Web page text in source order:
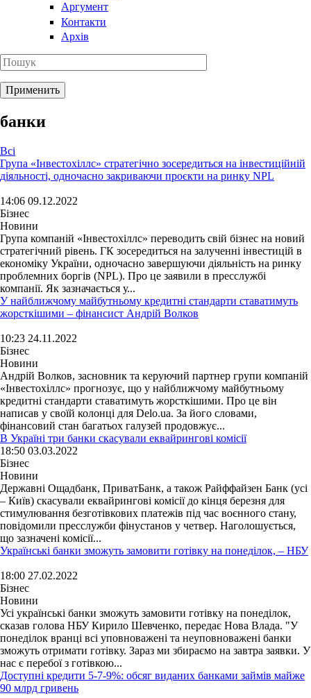
Аргумент
Контакти
Архів
банки
Всі
Група «Інвестохіллс» стратегічно зосередиться на інвестиційній
діяльності, одночасно закриваючи проєкти на ринку NPL
14:06 09.12.2022
Бізнес
Новини
Група компаній «Інвестохіллс» переводить свій бізнес на новий
стратегічний рівень. ГК зосередиться на залученні інвестицій в
економіку України, одночасно завершуючи діяльність на ринку
проблемних боргів (NPL). Про це заявили в пресслужбі
компанії. Як зазначається у...
У найближчому майбутньому кредитні стандарти ставатимуть
жорсткішими – фінансист Андрій Волков
10:23 24.11.2022
Бізнес
Новини
Андрій Волков, засновник та керуючий партнер групи компаній
«Інвестохіллс» прогнозує, що у найближчому майбутньому
кредитні стандарти ставатимуть жорсткішими. Про це він
написав у своїй колонці для Delo.ua. За його словами,
фінансовий стан багатьох галузей продовжує...
В Україні три банки скасували еквайрингові комісії
18:50 03.03.2022
Бізнес
Новини
Державні Ощадбанк, ПриватБанк, а також Райффайзен Банк (усі
– Київ) скасували еквайрингові комісії до кінця березня для
стимулювання безготівкових платежів під час воєнного стану,
повідомили пресслужби фінустанов у четвер. Наголошується,
що зазначені комісії...
Українські банки зможуть замовити готівку на понеділок, – НБУ
18:00 27.02.2022
Бізнес
Новини
Усі українські банки зможуть замовити готівку на понеділок,
сказав голова НБУ Кирило Шевченко, передає Нова Влада. "У
понеділок вранці всі уповноважені та неуповноважені банки
зможуть отримати готівку. Зараз ми збираємо на завтра заявки. У
нас є перебої з готівкою...
Доступні кредити 5-7-9%: обсяг виданих банками займів майже
90 млрд гривень